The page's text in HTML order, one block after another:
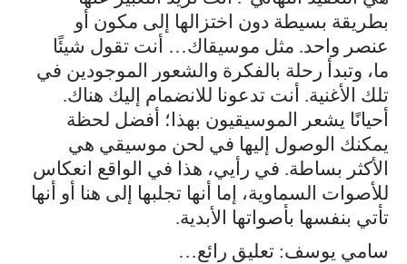
بطريقة بسيطة دون اختزالها إلى مكون أو
عنصر واحد. مثل موسيقاك… أنت تقول شيئًا
ما، وتبدأ رحلة بالفكرة والشعور الموجودين في
تلك الأغنية. أنت تدعونا للانضمام إليك هناك.
أحيانًا يشعر الموسيقيون بهذا؛ أفضل لحظة
يمكنك الوصول إليها في لحن موسيقي هي
الأكثر بساطة. في رأيي، هذا في الواقع انعكاس
للأصوات السماوية، إما أنها تجلبها إلى هنا أو أنها
تأتي بنفسها بأصواتها الأبدية.
سامي يوسف: تعليق رائع…